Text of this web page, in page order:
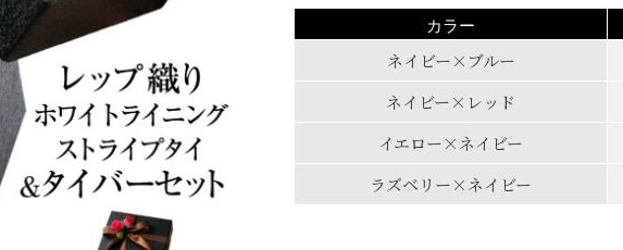
カラー
ネイビー×ブルー
ネイビー×レッド
イエロー×ネイビー
ラズベリー×ネイビー